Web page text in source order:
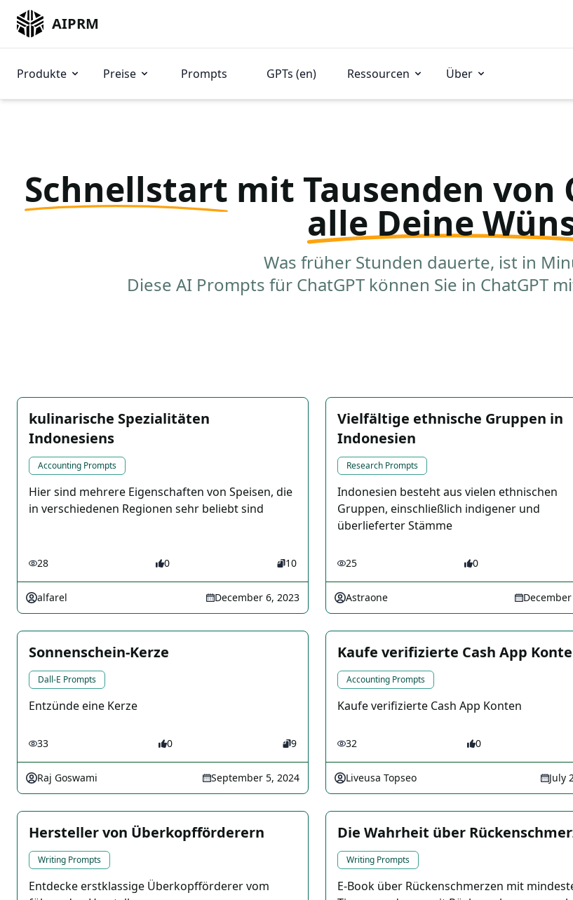
AIPRM
Produkte Preise Prompts GPTs (en) Ressourcen Über
Schnellstart mit Tausenden von
alle Deine
Was früher Stunden dauerte, ist in
Diese AI Prompts für ChatGPT können Sie in ChatGPT
kulinarische Spezialitäten
Indonesiens
Accounting Prompts
Hier sind mehrere Eigenschaften von Speisen, die
in verschiedenen Regionen sehr beliebt sind
28 0 10
alfarel December 6, 2023
Vielfältige ethnische Gruppen in
Indonesien
Research Prompts
Indonesien besteht aus vielen ethnischen
Gruppen, einschließlich indigener und
überlieferter Stämme
25 0
Astraone
Sonnenschein-Kerze
Dall-E Prompts
Entzünde eine Kerze
33 0 9
Raj Goswami September 5, 2024
Kaufe verifizierte Cash App
Accounting Prompts
Kaufe verifizierte Cash App Konten
32 0
Liveusa Topseo July
Hersteller von Überkopfförderern
Writing Prompts
Entdecke erstklassige Überkopfförderer vom
Die Wahrheit über
Writing Prompts
E-Book über Rückenschmerzen mit